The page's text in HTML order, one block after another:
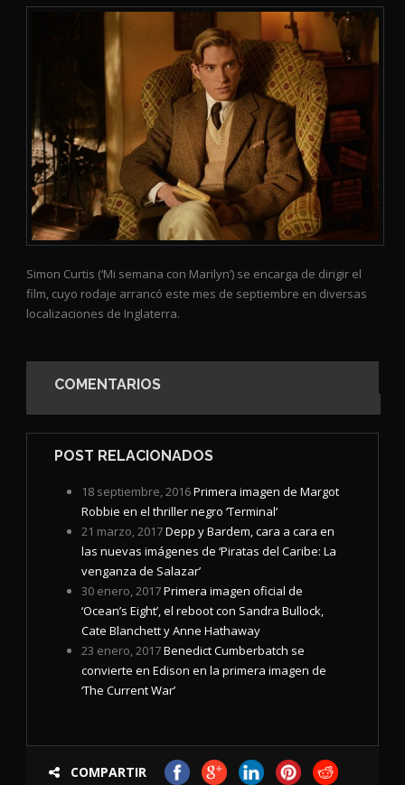
Simon Curtis (‘Mi semana con Marilyn’) se encarga de dirigir el
film, cuyo rodaje arrancó este mes de septiembre en diversas
localizaciones de Inglaterra.
COMENTARIOS
POST RELACIONADOS
18 septiembre, 2016Primera imagen de Margot
Robbie en el thriller negro ‘Terminal’
21 marzo, 2017Depp y Bardem, cara a cara en
las nuevas imágenes de ‘Piratas del Caribe: La
venganza de Salazar’
30 enero, 2017Primera imagen oficial de
‘Ocean’s Eight’, el reboot con Sandra Bullock,
Cate Blanchett y Anne Hathaway
23 enero, 2017Benedict Cumberbatch se
convierte en Edison en la primera imagen de
‘The Current War’
COMPARTIR